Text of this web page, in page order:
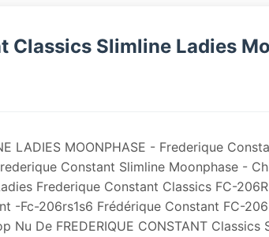
Classics Slimline Ladies
LADIES MOONPHASE - Frederique
Constant Slimline Moonphase -
Frederique Constant Classics FC-
-fc-206rs1s6 Frédérique Constant FC-
Nu De FREDERIQUE CONSTANT